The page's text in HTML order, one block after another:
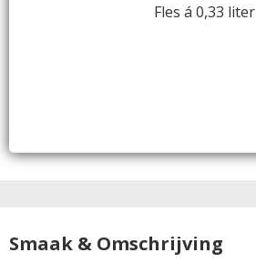
Fles á 0,33 liter
Smaak & Omschrijving